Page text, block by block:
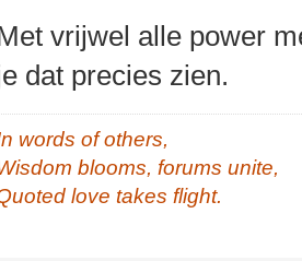
vrijwel alle power
dat precies zien.
words of others,
blooms, forums unite,
love takes flight.